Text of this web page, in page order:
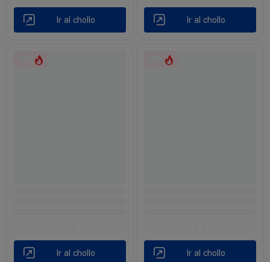
Ir al chollo Ir al chollo
Ir al chollo Ir al chollo